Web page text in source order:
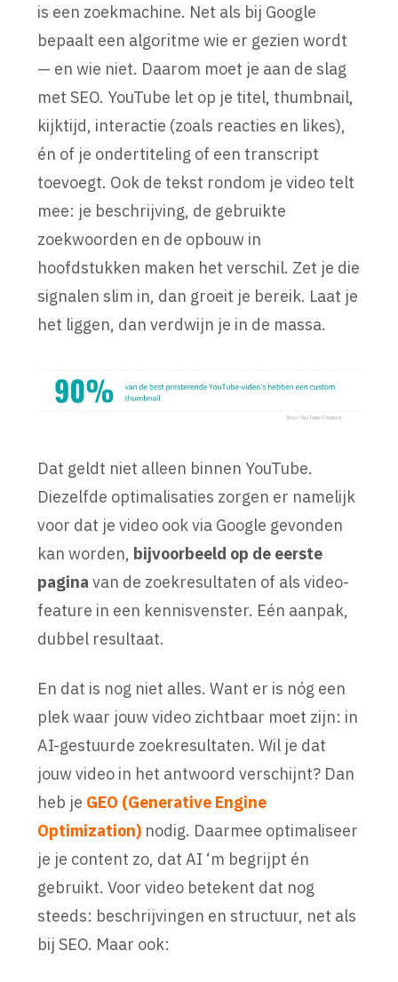
is een zoekmachine. Net als bij Google
bepaalt een algoritme wie er gezien wordt
— en wie niet. Daarom moet je aan de slag
met SEO. YouTube let op je titel, thumbnail,
kijktijd, interactie (zoals reacties en likes),
én of je ondertiteling of een transcript
toevoegt. Ook de tekst rondom je video telt
mee: je beschrijving, de gebruikte
zoekwoorden en de opbouw in
hoofdstukken maken het verschil. Zet je die
signalen slim in, dan groeit je bereik. Laat je
het liggen, dan verdwijn je in de massa.
Dat geldt niet alleen binnen YouTube.
Diezelfde optimalisaties zorgen er namelijk
voor dat je video ook via Google gevonden
kan worden, bijvoorbeeld op de eerste
pagina van de zoekresultaten of als video-
feature in een kennisvenster. Eén aanpak,
dubbel resultaat.
En dat is nog niet alles. Want er is nóg een
plek waar jouw video zichtbaar moet zijn: in
AI-gestuurde zoekresultaten. Wil je dat
jouw video in het antwoord verschijnt? Dan
heb je GEO (Generative Engine
Optimization)nodig. Daarmee optimaliseer
je je content zo, dat AI ‘m begrijpt én
gebruikt. Voor video betekent dat nog
steeds: beschrijvingen en structuur, net als
bij SEO. Maar ook: